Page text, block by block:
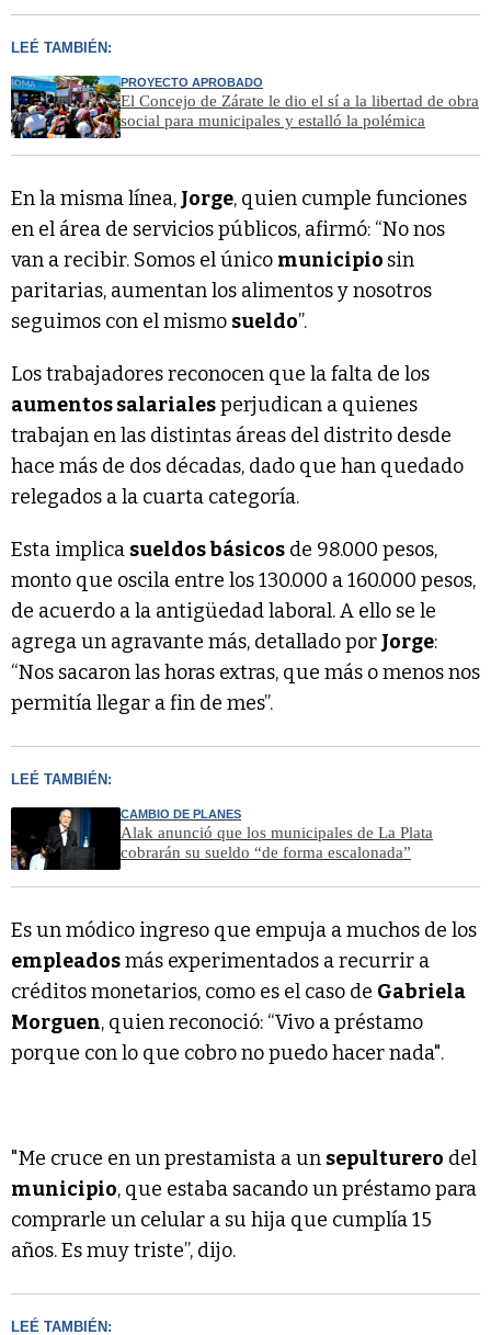
LEÉ TAMBIÉN:
PROYECTO APROBADO
El Concejo de Zárate le dio el sí a la libertad de obra
social para municipales y estalló la polémica
En la misma línea, Jorge, quien cumple funciones
en el área de servicios públicos, afirmó: “No nos
van a recibir. Somos el único municipio sin
paritarias, aumentan los alimentos y nosotros
seguimos con el mismo sueldo”.
Los trabajadores reconocen que la falta de los
aumentos salarialesperjudican a quienes
trabajan en las distintas áreas del distrito desde
hace más de dos décadas, dado que han quedado
relegados a la cuarta categoría.
Esta implica sueldos básicos de 98.000 pesos,
monto que oscila entre los 130.000 a 160.000 pesos,
de acuerdo a la antigüedad laboral. A ello se le
agrega un agravante más, detallado por Jorge:
“Nos sacaron las horas extras, que más o menos nos
permitía llegar a fin de mes”.
LEÉ TAMBIÉN:
CAMBIO DE PLANES
Alak anunció que los municipales de La Plata
cobrarán su sueldo “de forma escalonada”
Es un módico ingreso que empuja a muchos de los
empleadosmás experimentados a recurrir a
créditos monetarios, como es el caso de Gabriela
Morguen, quien reconoció: “Vivo a préstamo
porque con lo que cobro no puedo hacer nada".
"Me cruce en un prestamista a un sepulturero del
municipio, que estaba sacando un préstamo para
comprarle un celular a su hija que cumplía 15
años. Es muy triste”, dijo.
LEÉ TAMBIÉN: